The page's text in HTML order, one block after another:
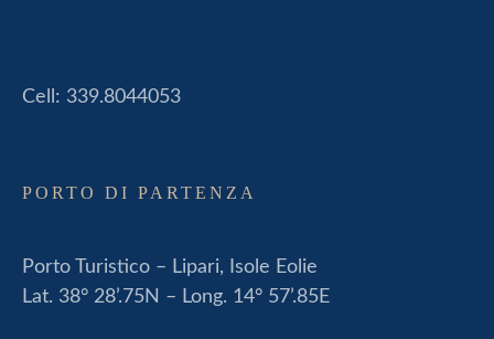
Cell: 339.8044053
PORTO DI PARTENZA
Porto Turistico – Lipari, Isole Eolie
Lat. 38° 28’.75N – Long. 14° 57’.85E